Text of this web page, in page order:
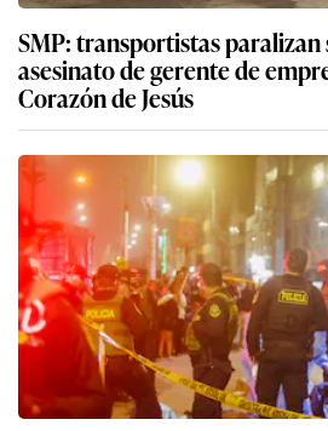
SMP: transportistas
asesinato de gerente de
Corazón de Jesús